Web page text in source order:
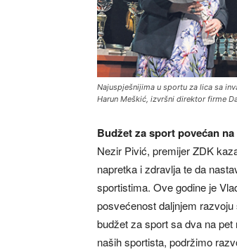
Najuspješnijima u sportu za lica sa
Harun Meškić, izvršni direktor firme
Budžet za sport povećan
Nezir Pivić, premijer ZDK
napretka i zdravlja te da
sportistima. Ove godine je
posvećenost daljnjem
budžet za sport sa dva na
naših sportista, podržimo